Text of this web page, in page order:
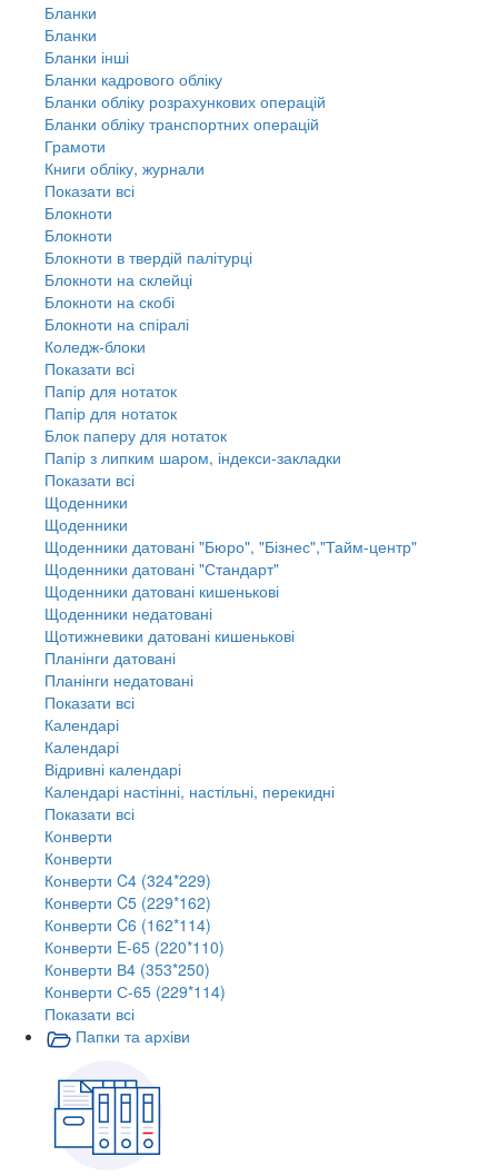
Бланки
Бланки
Бланки інші
Бланки кадрового обліку
Бланки обліку розрахункових операцій
Бланки обліку транспортних операцій
Грамоти
Книги обліку, журнали
Показати всі
Блокноти
Блокноти
Блокноти в твердій палітурці
Блокноти на склейці
Блокноти на скобі
Блокноти на спіралі
Коледж-блоки
Показати всі
Папір для нотаток
Папір для нотаток
Блок паперу для нотаток
Папір з липким шаром, індекси-закладки
Показати всі
Щоденники
Щоденники
Щоденники датовані "Бюро", "Бізнес","Тайм-центр"
Щоденники датовані "Стандарт"
Щоденники датовані кишенькові
Щоденники недатовані
Щотижневики датовані кишенькові
Планінги датовані
Планінги недатовані
Показати всі
Календарі
Календарі
Відривні календарі
Календарі настінні, настільні, перекидні
Показати всі
Конверти
Конверти
Конверти C4 (324*229)
Конверти C5 (229*162)
Конверти C6 (162*114)
Конверти E-65 (220*110)
Конверти В4 (353*250)
Конверти С-65 (229*114)
Показати всі
Папки та архіви